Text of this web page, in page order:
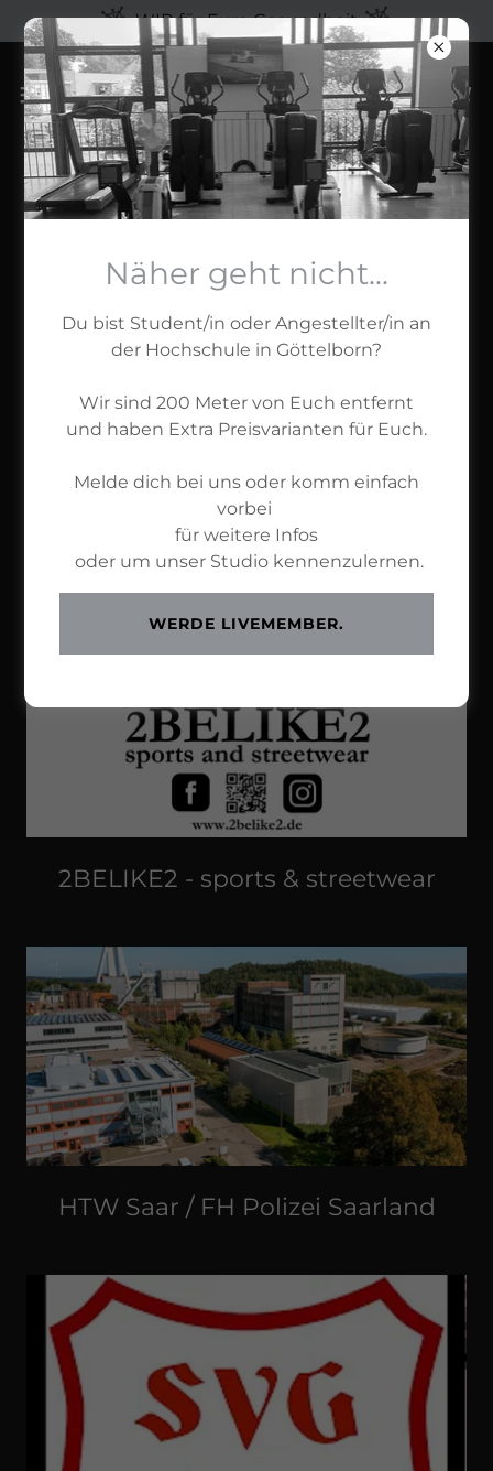
WIR für Eure Gesundheit
UNSERE PARTNER
SV Elversberg 07 - Frauen Fußball
2BELIKE2 - sports & streetwear
HTW Saar / FH Polizei Saarland
Näher geht nicht...
Du bist Student/in oder Angestellter/in an
der Hochschule in Göttelborn?
Wir sind 200 Meter von Euch entfernt
und haben Extra Preisvarianten für Euch.
Melde dich bei uns oder komm einfach
vorbei
für weitere Infos
oder um unser Studio kennenzulernen.
WERDE LIVEMEMBER.